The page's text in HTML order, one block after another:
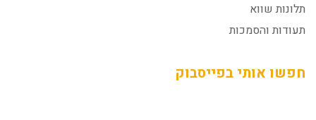
תלונות שווא
תעודות והסמכות
חפשו אותי בפייסבוק